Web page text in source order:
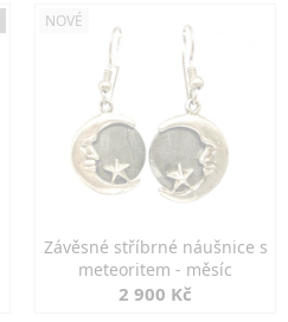
NOVÉ
Závěsné stříbrné náušnice s
meteoritem - měsíc
2 900 Kč